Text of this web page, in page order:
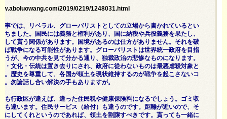
2019/0219/1248031.html
事では、リベラル、グローバリストとしての立場から書かれているとい
ちました。国民には義務と権利があり、国に納税や兵役義務を果たし、
して貰う関係があります。国境があるのは仕方がありません。それを破
ば戦争になる可能性があります。グローバリストは世界統一政府を目指
うが、今の中共を見て分かる通り、独裁政治の悲惨なものになります。
・文化・伝統は置き去りにされ、政府に從わないものは最悪虐殺対象と
。歴史を尊重して、各国が領土を現状維持するのが戦争を起こさないコ
。勿論話し合い解決の手もありますが。
も行政区が違えば、違った住民税や健康保険料になるでしょう。ゴミ収
も違います。住民サービス（給付）も違うのです。距離が近いので、そ
にしてくれというのであれば、領土を割譲すべきです。貰っても一緒に